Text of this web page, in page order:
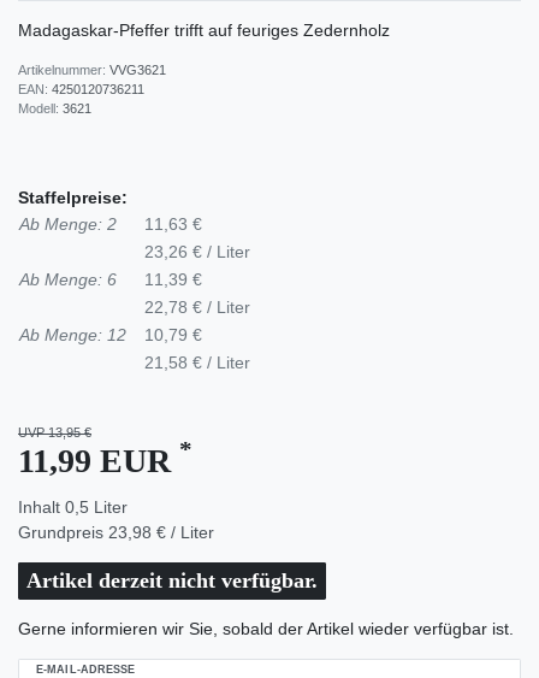
Madagaskar-Pfeffer trifft auf feuriges Zedernholz
Artikelnummer: VVG3621
EAN: 4250120736211
Modell: 3621
Staffelpreise:
Ab Menge: 2
11,63 €
23,26 € / Liter
Ab Menge: 6
11,39 €
22,78 € / Liter
Ab Menge: 12
10,79 €
21,58 € / Liter
UVP 13,95 €
11,99 EUR *
Inhalt 0,5 Liter
Grundpreis 23,98 € / Liter
Artikel derzeit nicht verfügbar.
Gerne informieren wir Sie, sobald der Artikel wieder verfügbar ist.
E-MAIL-ADRESSE